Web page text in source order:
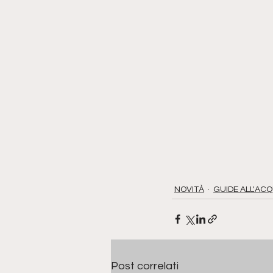
NOVITÀ GUIDE
Post correlati